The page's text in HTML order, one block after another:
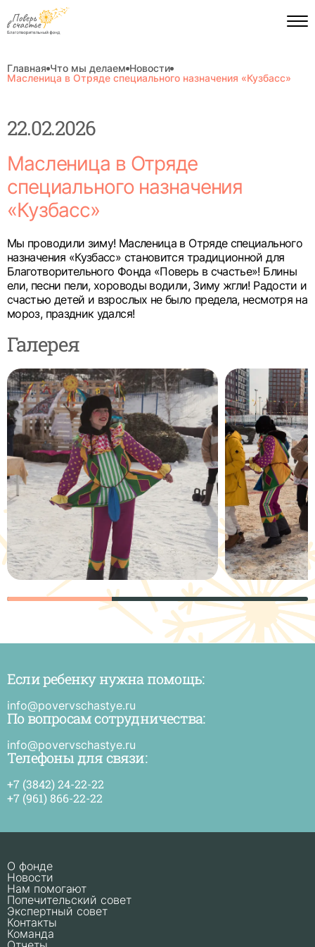
Главная Что мы делаем Новости
Масленица в Отряде специального назначения «Кузбасс»
22.02.2026
Масленица в Отряде
специального назначения
«Кузбасс»
Мы проводили зиму! Масленица в Отряде специального
назначения «Кузбасс» становится традиционной для
Благотворительного Фонда «Поверь в счастье»! Блины
ели, песни пели, хороводы водили, Зиму жгли! Радости и
счастью детей и взрослых не было предела, несмотря на
мороз, праздник удался!
Галерея
Если ребенку нужна помощь:
info@povervschastye.ru
По вопросам сотрудничества:
info@povervschastye.ru
Телефоны для связи:
+7 (3842) 24-22-22
+7 (961) 866-22-22
О фонде
Новости
Нам помогают
Попечительский совет
Экспертный совет
Контакты
Команда